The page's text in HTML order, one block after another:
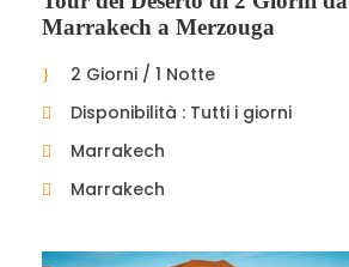
Marrakech a Merzouga
2 Giorni / 1 Notte
Disponibilità : Tutti i giorni
Marrakech
Marrakech